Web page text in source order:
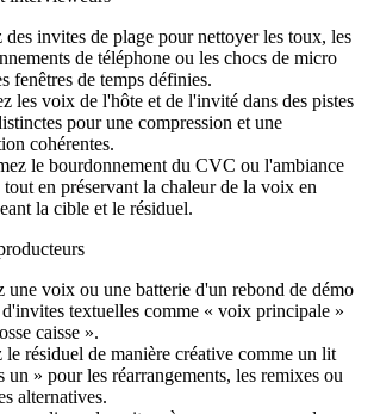
invites de plage pour nettoyer les toux, les
de téléphone ou les chocs de micro
fenêtres de temps définies.
les voix de l'hôte et de l'invité dans des pistes
pour une compression et une
cohérentes.
le bourdonnement du CVC ou l'ambiance
tout en préservant la chaleur de la voix en
la cible et le résiduel.
une voix ou une batterie d'un rebond de démo
textuelles comme « voix principale »
caisse ».
le résiduel de manière créative comme un lit
un » pour les réarrangements, les remixes ou
alternatives.